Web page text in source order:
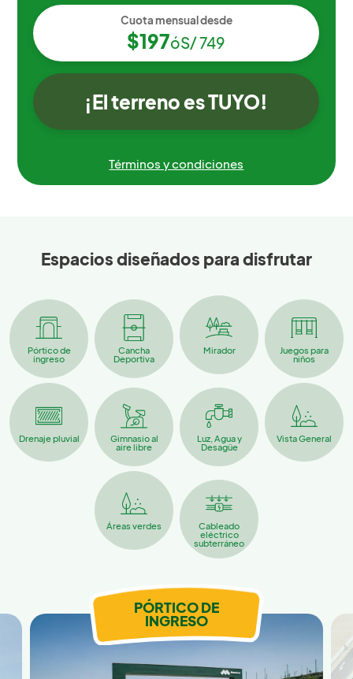
Cuota mensual desde
$197óS/ 749
¡El terreno es TUYO!
Términos y condiciones
Espacios diseñados para disfrutar
Pórtico de
ingreso
Cancha
Deportiva
Mirador Juegos para
niños
Drenaje pluvial Gimnasio al
aire libre
Luz, Agua y
Desagüe
Vista General
Áreas verdes Cableado
eléctrico
subterráneo
PÓRTICO DE
INGRESO